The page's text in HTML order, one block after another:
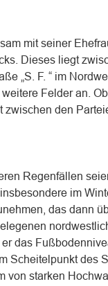
mit seiner
Dieses liegt
„S. F. “ im
Felder an.
zwischen den
Regenfällen
im
das dann
das
Scheitelpunkt des
von starken